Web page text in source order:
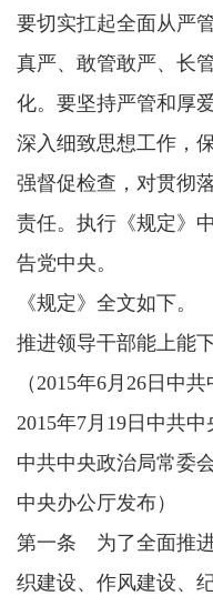
要切实扛起全面从严
真严、敢管敢严、长
化。要坚持严管和厚
深入细致思想工作，
强督促检查，对贯彻
责任。执行《规定》
告党中央。
《规定》全文如下。
推进领导干部能上能
（2015年6月26日中
2015年7月19日中共
中共中央政治局常委
中央办公厅发布）
第一条 为了全面推
织建设、作风建设、